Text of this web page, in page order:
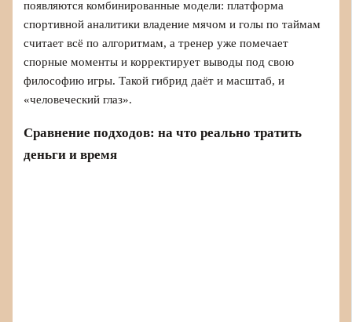
появляются комбинированные модели: платформа
спортивной аналитики владение мячом и голы по таймам
считает всё по алгоритмам, а тренер уже помечает
спорные моменты и корректирует выводы под свою
философию игры. Такой гибрид даёт и масштаб, и
«человеческий глаз».
Сравнение подходов: на что реально тратить
деньги и время